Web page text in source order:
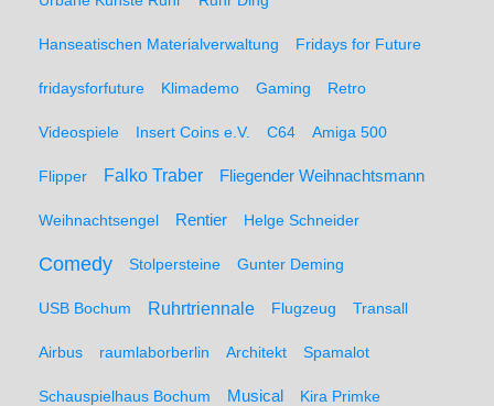
Hanseatischen Materialverwaltung Fridays for Future
fridaysforfuture Klimademo Gaming Retro
Videospiele Insert Coins e.V. C64 Amiga 500
Flipper Falko Traber Fliegender Weihnachtsmann
Weihnachtsengel Rentier Helge Schneider
Comedy Stolpersteine Gunter Deming
USB Bochum Ruhrtriennale Flugzeug Transall
Airbus raumlaborberlin Architekt Spamalot
Schauspielhaus Bochum Musical Kira Primke